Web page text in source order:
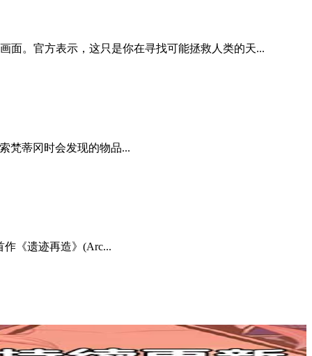
面。官方表示，这只是你在寻找可能拯救人类的天...
梵蒂冈时会发现的物品...
作《遗迹再造》(Arc...